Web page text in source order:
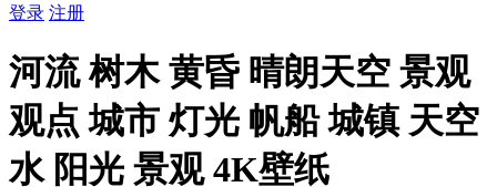
登录 注册
河流 树木 黄昏 晴朗天空 景观
观点 城市 灯光 帆船 城镇 天空
水 阳光 景观 4K壁纸